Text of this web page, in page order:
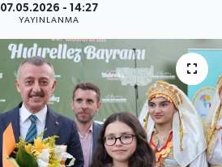
07.05.2026 - 14:27
YAYINLANMA